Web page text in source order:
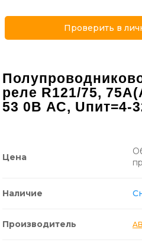
Проверить в
реле R121/75,
53 0В АС, Uпит=4-
Цена
Наличие
Производитель